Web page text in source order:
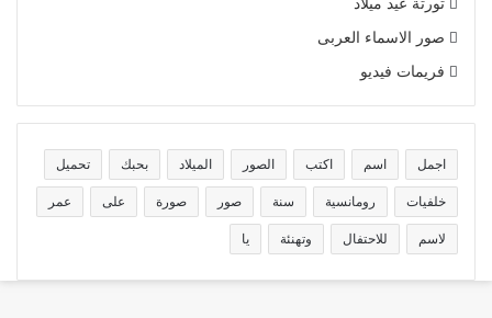
تورتة عيد ميلاد
صور الاسماء العربى
فريمات فيديو
اجمل اسم اكتب الصور الميلاد بحبك تحميل
خلفيات رومانسية سنة صور صورة على عمر
لاسم للاحتفال وتهنئة يا